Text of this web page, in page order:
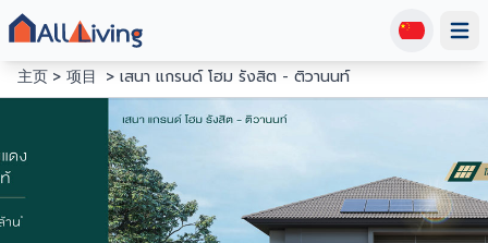
主页
项目 เสนา แกรนด์ โฮม รังสิต - ติวานนท์